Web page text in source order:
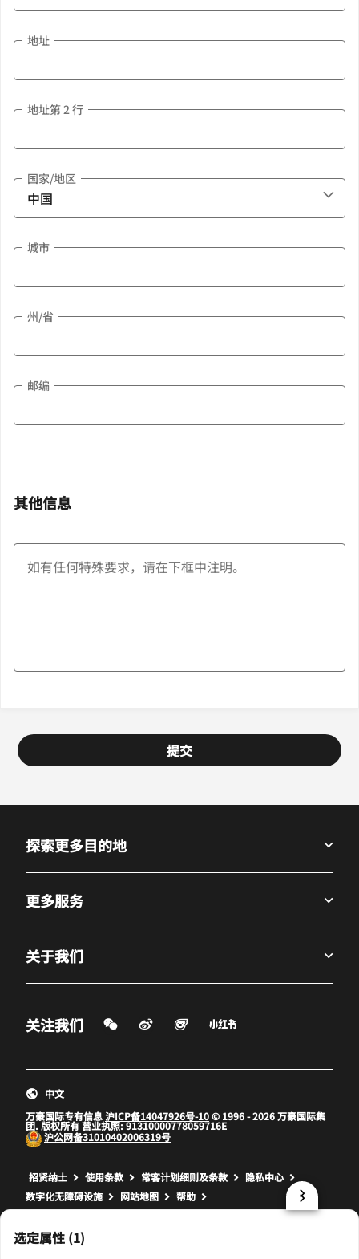
地址
地址第 2 行
国家/地区
城市
州/省
邮编
其他信息
提交
选定属性 (1)
探索更多目的地
更多服务
关于我们
关注我们 微信扫一扫
微博
打开新窗口
飞猪
打开新窗口打开新窗口
万豪国际专有信息沪ICP备14047926号-10© 1996 - 2026 万豪国际集
团. 版权所有 营业执照:91310000778059716E
沪公网备31010402006319号
中文
招贤纳士 打开新窗口
使用条款 打开新窗口
常客计划细则及条款 打开新窗口
隐私中心
数字化无障碍设施
网站地图 帮助
prod32,0AFA8AB5-9A9A-5B22-A8AF-554A963EB2C3,NA